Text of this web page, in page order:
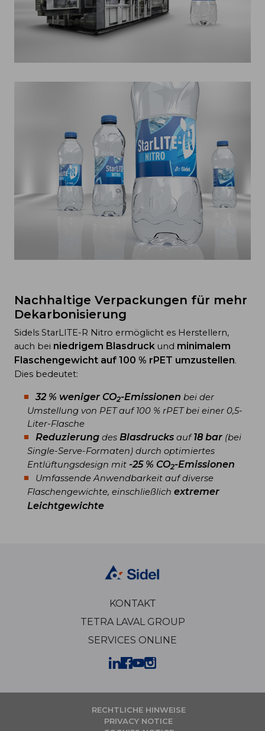
Nachhaltige Verpackungen für mehr
Dekarbonisierung
Sidels StarLITE-R Nitro ermöglicht es Herstellern,
auch bei niedrigem Blasdruck und minimalem
Flaschengewicht auf 100 % rPET umzustellen.
Dies bedeutet:
32 % weniger CO2-Emissionen bei der
Umstellung von PET auf 100 % rPET bei einer 0,5-
Liter-Flasche
Reduzierung desBlasdrucks auf18 bar (bei
Single-Serve-Formaten) durch optimiertes
Entlüftungsdesign mit -25 % CO2-Emissionen
Umfassende Anwendbarkeit auf diverse
Flaschengewichte, einschließlich extremer
Leichtgewichte
KONTAKT
TETRA LAVAL GROUP
SERVICES ONLINE
RECHTLICHE HINWEISE
PRIVACY NOTICE